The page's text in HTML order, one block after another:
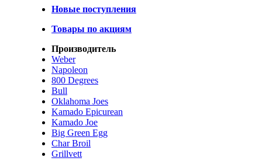
Новые поступления
Товары по акциям
Производитель
Weber
Napoleon
800 Degrees
Bull
Oklahoma Joes
Kamado Epicurean
Kamado Joe
Big Green Egg
Char Broil
Grillvett